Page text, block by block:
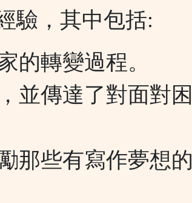
驗，其中包括:
的轉變過程。
並傳達了對面對
那些有寫作夢想